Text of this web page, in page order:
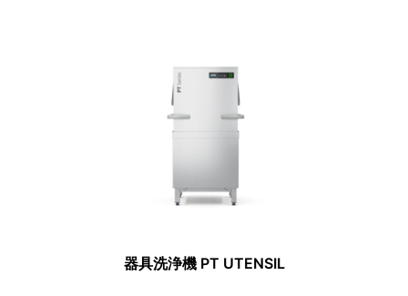
器具洗浄機 PT UTENSIL